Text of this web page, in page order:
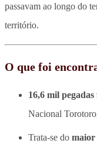
passavam ao longo do
território.
O que foi
16,6 mil pegadas
Nacional
Trata-se do maior